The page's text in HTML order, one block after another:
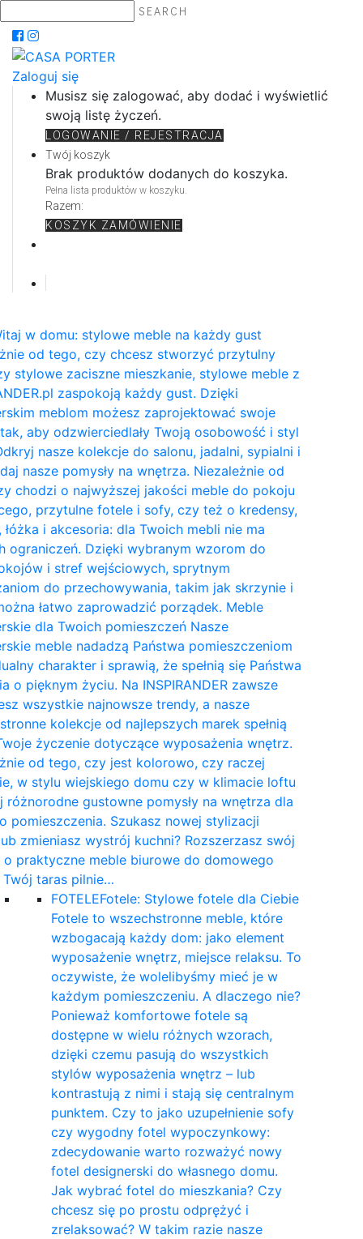
SEARCH
Zaloguj się
Musisz się zalogować, aby dodać i wyświetlić
swoją listę życzeń.
LOGOWANIE / REJESTRACJA
Twój koszyk
Brak produktów dodanych do koszyka.
Pełna lista produktów w koszyku.
Razem:
KOSZYK ZAMÓWIENIE
w domu: stylowe meble na każdy gust
od tego, czy chcesz stworzyć przytulny
stylowe zaciszne mieszkanie, stylowe meble z
zaspokoją każdy gust. Dzięki
meblom możesz zaprojektować swoje
aby odzwierciedlały Twoją osobowość i styl
nasze kolekcje do salonu, jadalni, sypialni i
nasze pomysły na wnętrza. Niezależnie od
chodzi o najwyższej jakości meble do pokoju
przytulne fotele i sofy, czy też o kredensy,
i akcesoria: dla Twoich mebli nie ma
ograniczeń. Dzięki wybranym wzorom do
i stref wejściowych, sprytnym
do przechowywania, takim jak skrzynie i
łatwo zaprowadzić porządek. Meble
dla Twoich pomieszczeń Nasze
meble nadadzą Państwa pomieszczeniom
charakter i sprawią, że spełnią się Państwa
o pięknym życiu. Na INSPIRANDER zawsze
wszystkie najnowsze trendy, a nasze
kolekcje od najlepszych marek spełnią
życzenie dotyczące wyposażenia wnętrz.
od tego, czy jest kolorowo, czy raczej
w stylu wiejskiego domu czy w klimacie loftu
różnorodne gustowne pomysły na wnętrza dla
pomieszczenia. Szukasz nowej stylizacji
zmieniasz wystrój kuchni? Rozszerzasz swój
o praktyczne meble biurowe do domowego
Twój taras pilnie…
FOTELEFotele: Stylowe fotele dla Ciebie
Fotele to wszechstronne meble, które
wzbogacają każdy dom: jako element
wyposażenie wnętrz, miejsce relaksu. To
oczywiste, że wolelibyśmy mieć je w
każdym pomieszczeniu. A dlaczego nie?
Ponieważ komfortowe fotele są
dostępne w wielu różnych wzorach,
dzięki czemu pasują do wszystkich
stylów wyposażenia wnętrz – lub
kontrastują z nimi i stają się centralnym
punktem. Czy to jako uzupełnienie sofy
czy wygodny fotel wypoczynkowy:
zdecydowanie warto rozważyć nowy
fotel designerski do własnego domu.
Jak wybrać fotel do mieszkania? Czy
chcesz się po prostu odprężyć i
zrelaksować? W takim razie nasze